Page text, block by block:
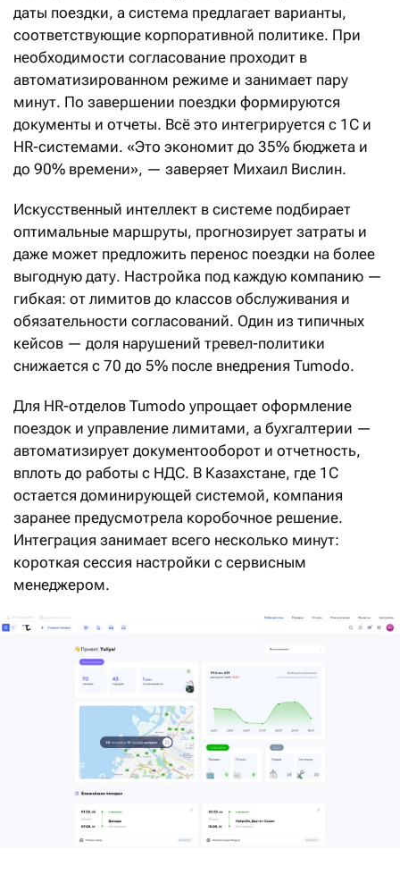
даты поездки, а система предлагает варианты,
соответствующие корпоративной политике. При
необходимости согласование проходит в
автоматизированном режиме и занимает пару
минут. По завершении поездки формируются
документы и отчеты. Всё это интегрируется с 1С и
HR-системами. «Это экономит до 35% бюджета и
до 90% времени», — заверяет Михаил Вислин.
Искусственный интеллект в системе подбирает
оптимальные маршруты, прогнозирует затраты и
даже может предложить перенос поездки на более
выгодную дату. Настройка под каждую компанию —
гибкая: от лимитов до классов обслуживания и
обязательности согласований. Один из типичных
кейсов — доля нарушений тревел-политики
снижается с 70 до 5% после внедрения Tumodo.
Для HR-отделов Tumodo упрощает оформление
поездок и управление лимитами, а бухгалтерии —
автоматизирует документооборот и отчетность,
вплоть до работы с НДС. В Казахстане, где 1С
остается доминирующей системой, компания
заранее предусмотрела коробочное решение.
Интеграция занимает всего несколько минут:
короткая сессия настройки с сервисным
менеджером.